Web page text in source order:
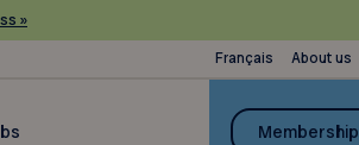
»
Français About us
Membership